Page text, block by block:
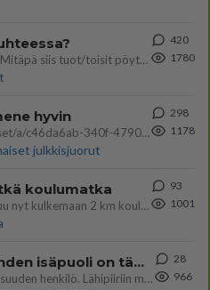
Siinäpä se kysymys on otsikossa. Mitäpä siis tuot/toisit pöytään parisuhteessa? Oletko mies vai nainen? Koetko sen mitä
420
1780
hyvin
https://www.iltalehti.fi/viihdeuutiset/a/c46da6ab-340f-4790-aaa7-0865eed2336 Yrityksen konkurssihakemus on tullut kärä
julkkisjuorut
298
1178
koulumatka
Hesarissa päivitellään lapset joutuu nyt kulkemaan 2 km kouluun jösses. Ruostefillarilla tuo matka menee vaikka miten äk
93
1001
Tiesitkö? Martina Aitolehden isäpuoli on tämä suosittu laulaja
Martina Aitolehti on seurattu julkisuuden henkilö. Lähipiiriin mahtuu muitakin tunnettuja henkilöitä. Tiesitkö, että Ma
28
966